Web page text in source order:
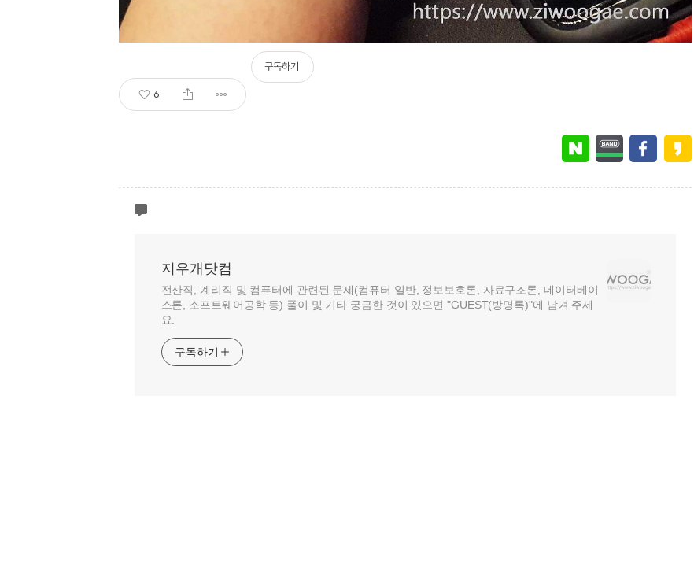
6
구독하기
지우개닷컴
전산직, 계리직 및 컴퓨터에 관련된 문제(컴퓨터 일반, 정보보호론, 자료구조론, 데이터베이
스론, 소프트웨어공학 등) 풀이 및 기타 궁금한 것이 있으면 "GUEST(방명록)"에 남겨 주세
요.
구독하기